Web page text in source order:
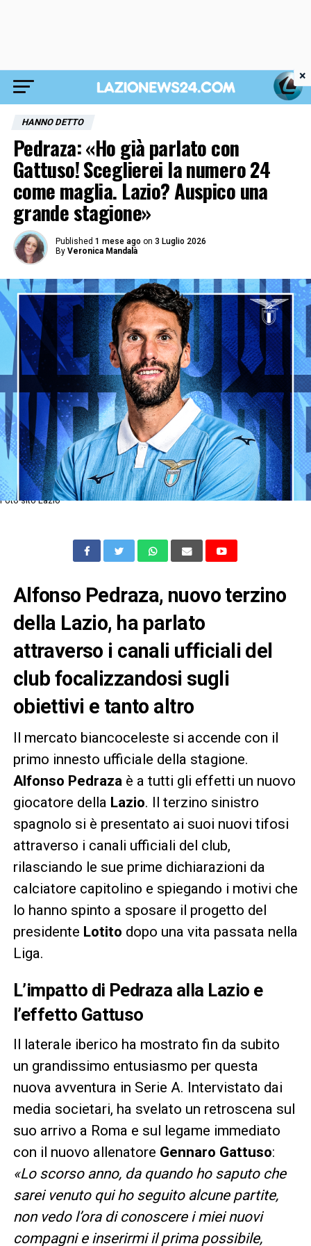
HANNO DETTO
Pedraza: «Ho già parlato con
Gattuso! Sceglierei la numero 24
come maglia. Lazio? Auspico una
grande stagione»
Published 1 mese ago on 3 Luglio 2026
By Veronica Mandalà
Foto sito Lazio
Alfonso Pedraza, nuovo terzino
della Lazio, ha parlato
attraverso i canali ufficiali del
club focalizzandosi sugli
obiettivi e tanto altro
Il mercato biancoceleste si accende con il
primo innesto ufficiale della stagione.
Alfonso Pedrazaè a tutti gli effetti un nuovo
giocatore della Lazio. Il terzino sinistro
spagnolo si è presentato ai suoi nuovi tifosi
attraverso i canali ufficiali del club,
rilasciando le sue prime dichiarazioni da
calciatore capitolino e spiegando i motivi che
lo hanno spinto a sposare il progetto del
presidente Lotito dopo una vita passata nella
Liga.
L’impatto di Pedraza alla Lazio e
l’effetto Gattuso
Il laterale iberico ha mostrato fin da subito
un grandissimo entusiasmo per questa
nuova avventura in Serie A. Intervistato dai
media societari, ha svelato un retroscena sul
suo arrivo a Roma e sul legame immediato
con il nuovo allenatore Gennaro Gattuso:
«Lo scorso anno, da quando ho saputo che
sarei venuto qui ho seguito alcune partite,
non vedo l’ora di conoscere i miei nuovi
compagni e inserirmi il prima possibile,
×